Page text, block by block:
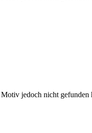
jedoch nicht